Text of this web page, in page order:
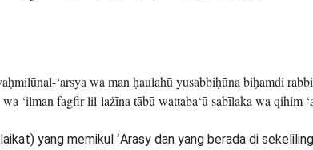
‘arsya wa man ḥaulahū yusabbiḥūna biḥamdi
‘ilman fagfir lil-lażīna tābū wattaba‘ū sabīlaka wa qihim
yang memikul ʻArasy dan yang berada di